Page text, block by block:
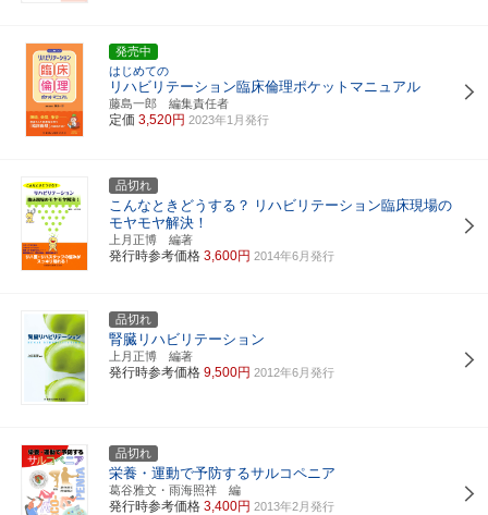
発売中
はじめての
リハビリテーション臨床倫理ポケットマニュアル
藤島一郎 編集責任者
定価 3,520円 2023年1月発行
品切れ
こんなときどうする？ リハビリテーション臨床現場の
モヤモヤ解決！
上月正博 編著
発行時参考価格 3,600円 2014年6月発行
品切れ
腎臓リハビリテーション
上月正博 編著
発行時参考価格 9,500円 2012年6月発行
品切れ
栄養・運動で予防するサルコペニア
葛谷雅文・雨海照祥 編
発行時参考価格 3,400円 2013年2月発行